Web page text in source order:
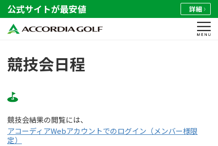
公式サイトが最安値 詳細
競技会日程
競技会結果の閲覧には、
アコーディアWebアカウントでのログイン（メンバー様限
定）